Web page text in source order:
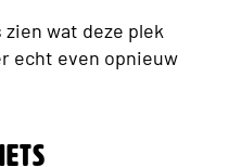
wat deze plek
echt even opnieuw